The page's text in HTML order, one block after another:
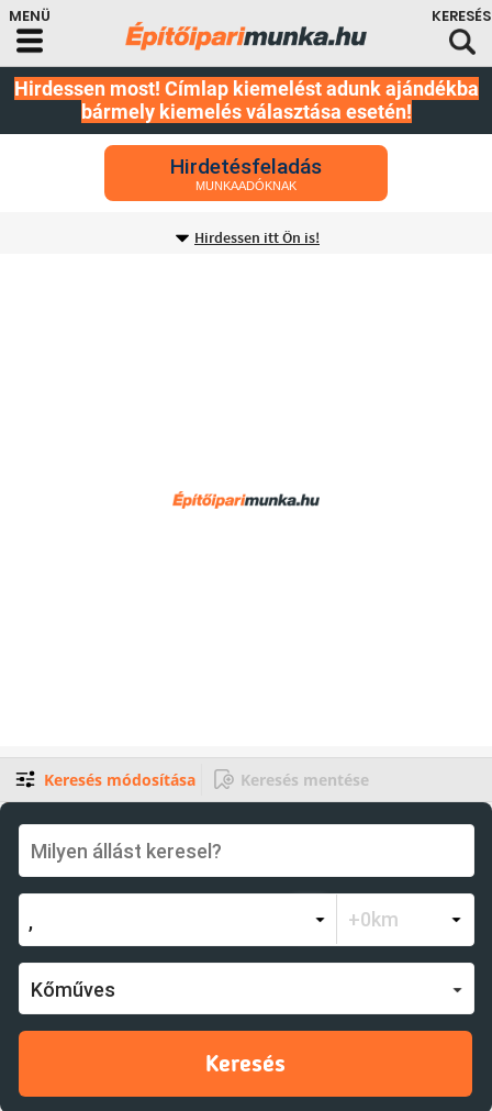
Hirdessen most! Címlap kiemelést adunk ajándékba
bármely kiemelés választása esetén!
Hirdetésfeladás
MUNKAADÓKNAK
Hirdessen itt Ön is!
Keresés módosítása Keresés mentése
Kőműves
Keresés